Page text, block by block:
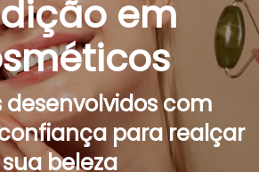
em
desenvolvidos com
para realçar
sua beleza